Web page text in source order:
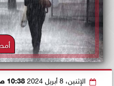
الإثنين، 8 أبريل 2024 10:38 صـ